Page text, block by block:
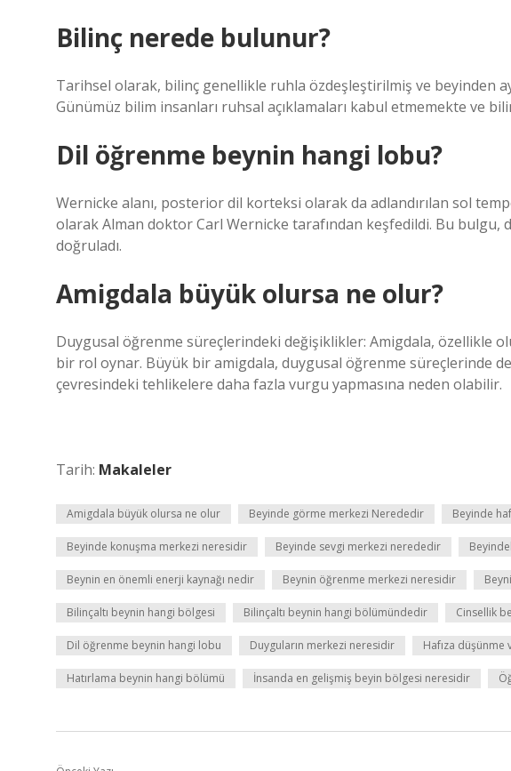
Bilinç nerede bulunur?
Tarihsel olarak, bilinç genellikle ruhla özdeşleştirilmiş ve beyinden
Günümüz bilim insanları ruhsal açıklamaları kabul etmemekte ve
Dil öğrenme beynin hangi lobu?
Wernicke alanı, posterior dil korteksi olarak da adlandırılan sol
olarak Alman doktor Carl Wernicke tarafından keşfedildi. Bu bulgu,
doğruladı.
Amigdala büyük olursa ne olur?
Duygusal öğrenme süreçlerindeki değişiklikler: Amigdala, özellikle
bir rol oynar. Büyük bir amigdala, duygusal öğrenme süreçlerinde
çevresindeki tehlikelere daha fazla vurgu yapmasına neden olabilir.
Tarih: Makaleler
Amigdala büyük olursa ne olur Beyinde görme merkezi Nerededir Beyinde
Beyinde konuşma merkezi neresidir Beyinde sevgi merkezi nerededir
Beynin en önemli enerji kaynağı nedir Beynin öğrenme merkezi neresidir
Bilinçaltı beynin hangi bölgesi Bilinçaltı beynin hangi bölümündedir Cinsellik
Dil öğrenme beynin hangi lobu Duyguların merkezi neresidir Hafıza
Hatırlama beynin hangi bölümü İnsanda en gelişmiş beyin bölgesi neresidir